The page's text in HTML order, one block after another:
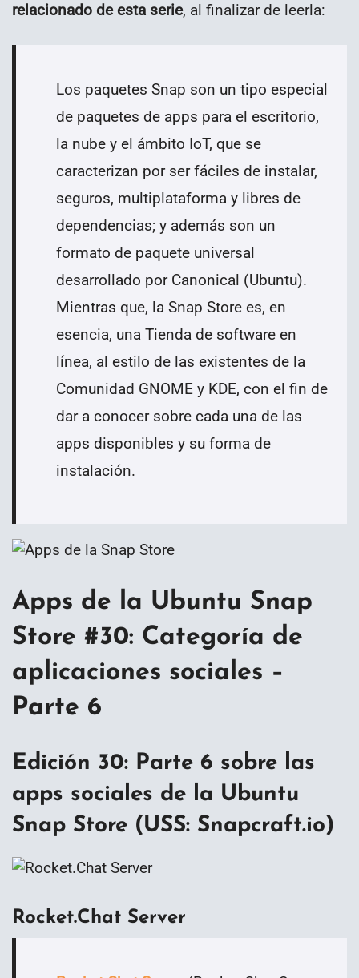
relacionado de esta serie, al finalizar de leerla:
Los paquetes Snap son un tipo especial
de paquetes de apps para el escritorio,
la nube y el ámbito IoT, que se
caracterizan por ser fáciles de instalar,
seguros, multiplataforma y libres de
dependencias; y además son un
formato de paquete universal
desarrollado por Canonical (Ubuntu).
Mientras que, la Snap Store es, en
esencia, una Tienda de software en
línea, al estilo de las existentes de la
Comunidad GNOME y KDE, con el fin de
dar a conocer sobre cada una de las
apps disponibles y su forma de
instalación.
Apps de la Ubuntu Snap
Store #30: Categoría de
aplicaciones sociales –
Parte 6
Edición 30: Parte 6 sobre las
apps sociales de la Ubuntu
Snap Store (USS: Snapcraft.io)
Rocket.Chat Server